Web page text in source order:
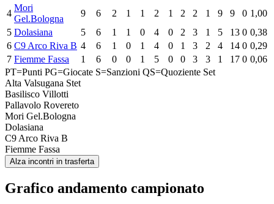
4
Mori
Gel.Bologna
9 6 2 1 1 2 1 2 2 1 9 9 0 1,00
5 Dolasiana 5 6 1 1 0 4 0 2 3 1 5 13 0 0,38
6 C9 Arco Riva B 4 6 1 0 1 4 0 1 3 2 4 14 0 0,29
7 Fiemme Fassa 1 6 0 0 1 5 0 0 3 3 1 17 0 0,06
PT=Punti PG=Giocate S=Sanzioni QS=Quoziente Set
Alta Valsugana Stet
Basilisco Villotti
Pallavolo Rovereto
Mori Gel.Bologna
Dolasiana
C9 Arco Riva B
Fiemme Fassa
Alza incontri in trasferta
Grafico andamento campionato